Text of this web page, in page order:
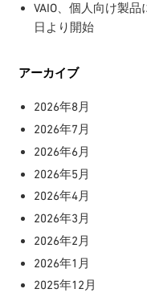
VAIO、個人向け製
日より開始
アーカイブ
2026年8月
2026年7月
2026年6月
2026年5月
2026年4月
2026年3月
2026年2月
2026年1月
2025年12月